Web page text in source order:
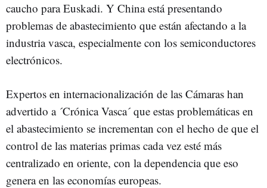
caucho para Euskadi. Y China está presentando
problemas de abastecimiento que están afectando a la
industria vasca, especialmente con los semiconductores
electrónicos.
Expertos en internacionalización de las Cámaras han
advertido a ´Crónica Vasca´ que estas problemáticas en
el abastecimiento se incrementan con el hecho de que el
control de las materias primas cada vez esté más
centralizado en oriente, con la dependencia que eso
genera en las economías europeas.